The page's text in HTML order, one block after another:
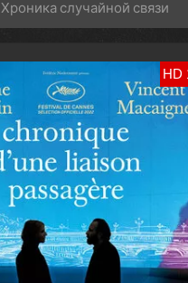
Хроника случайной связи
HD